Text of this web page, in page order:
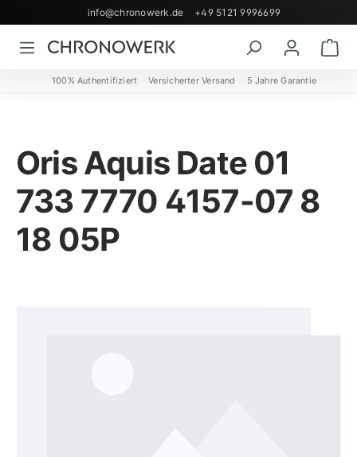
Zum Hauptinhalt springen
info@chronowerk.de +49 5121 9996699
100% Authentifiziert Versicherter Versand 5 Jahre Garantie
Oris Aquis Date 01
733 7770 4157-07 8
18 05P